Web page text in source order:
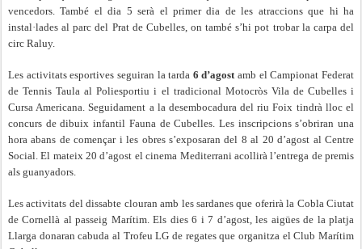
vencedors. També el dia 5 serà el primer dia de les atraccions que hi ha
instal·lades al parc del Prat de Cubelles, on també s’hi pot trobar la carpa del
circ Raluy.
Les activitats esportives seguiran la tarda 6 d’agostamb el Campionat Federat
de Tennis Taula al Poliesportiu i el tradicional Motocròs Vila de Cubelles i
Cursa Americana. Seguidament a la desembocadura del riu Foix tindrà lloc el
concurs de dibuix infantil Fauna de Cubelles. Les inscripcions s’obriran una
hora abans de començar i les obres s’exposaran del 8 al 20 d’agost al Centre
Social. El mateix 20 d’agost el cinema Mediterrani acollirà l’entrega de premis
als guanyadors.
Les activitats del dissabte clouran amb les sardanes que oferirà la Cobla Ciutat
de Cornellà al passeig Marítim. Els dies 6 i 7 d’agost, les aigües de la platja
Llarga donaran cabuda al Trofeu LG de regates que organitza el Club Marítim